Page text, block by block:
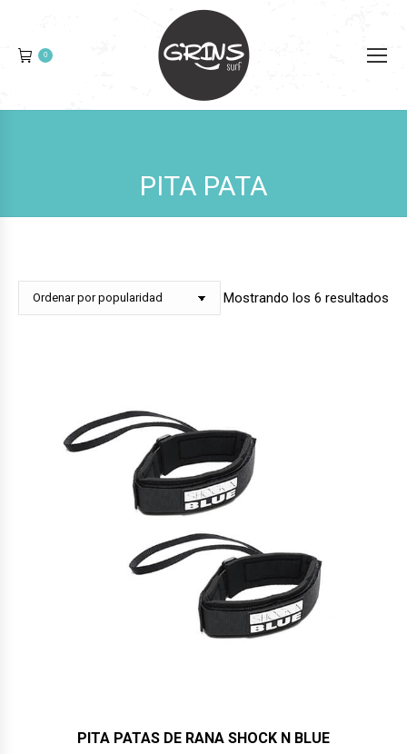
0
PITA PATA
Mostrando los 6 resultados
PITA PATAS DE RANA SHOCK N BLUE